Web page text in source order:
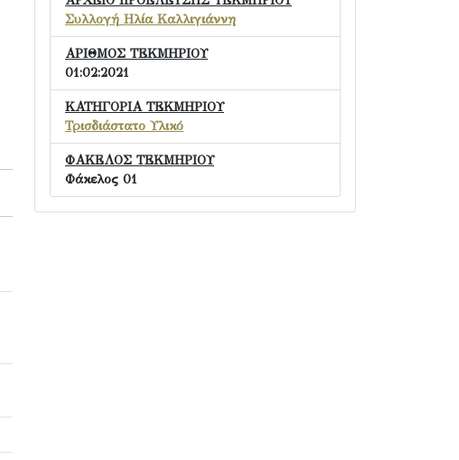
Συλλογή Ηλία Καλλιγιάννη
ΑΡΙΘΜΟΣ ΤΕΚΜΗΡΙΟΥ
01:02:2021
ΚΑΤΗΓΟΡΙΑ ΤΕΚΜΗΡΙΟΥ
Τρισδιάστατο Υλικό
ΦΑΚΕΛΟΣ ΤΕΚΜΗΡΙΟΥ
Φάκελος 01